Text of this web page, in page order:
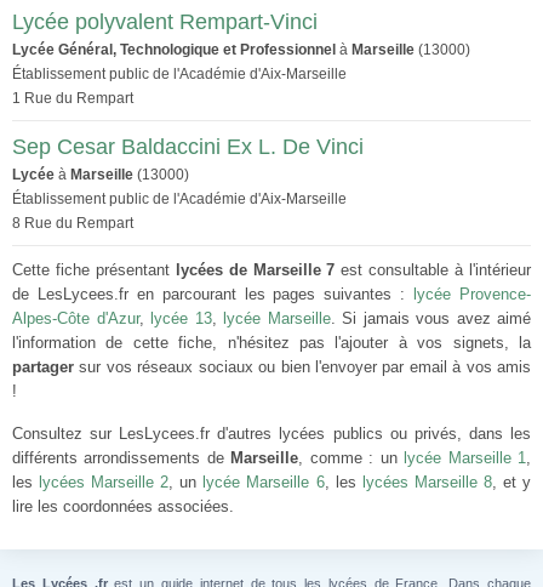
Lycée polyvalent Rempart-Vinci
Lycée Général, Technologique et Professionnel à Marseille (13000)
Établissement public de l'Académie d'Aix-Marseille
1 Rue du Rempart
Sep Cesar Baldaccini Ex L. De Vinci
Lycée à Marseille (13000)
Établissement public de l'Académie d'Aix-Marseille
8 Rue du Rempart
Cette fiche présentant lycées de Marseille 7 est consultable à l'intérieur
de LesLycees.fr en parcourant les pages suivantes :
lycée Provence-
Alpes-Côte d'Azur, lycée 13, lycée Marseille. Si jamais vous avez aimé
l'information de cette fiche, n'hésitez pas l'ajouter à vos signets, la
partager sur vos réseaux sociaux ou bien l'envoyer par email à vos amis
!
Consultez sur LesLycees.fr d'autres lycées publics ou privés, dans les
différents arrondissements de Marseille, comme : un lycée Marseille 1,
les lycées Marseille 2, un lycée Marseille 6, les lycées Marseille 8, et y
lire les coordonnées associées.
Les Lycées .frest un guide internet de tous les lycées de France. Dans chaque